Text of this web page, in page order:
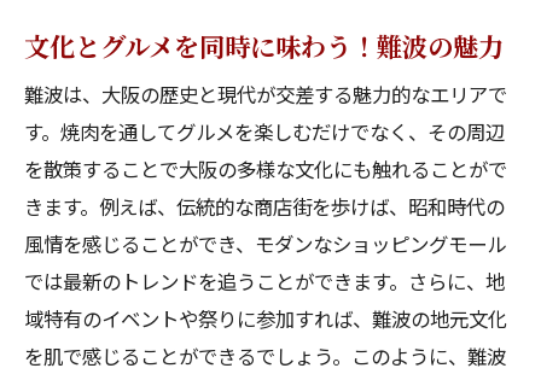
地元民が太鼓判を押す焼肉店の魅力
口コミで高評価の焼肉店
地元の人にも愛される味とサービス
大阪の活気を感じる焼肉店巡りのススメ
活気溢れる店内で味わう焼肉の魅力
大阪独特の雰囲気を楽しむ焼肉店巡り
焼肉と共に味わう大阪の文化
街の活気を感じる焼肉店の選び方
文化とグルメを同時に味わう！難波の魅力
難波は、大阪の歴史と現代が交差する魅力的なエリアで
す。焼肉を通してグルメを楽しむだけでなく、その周辺
を散策することで大阪の多様な文化にも触れることがで
きます。例えば、伝統的な商店街を歩けば、昭和時代の
風情を感じることができ、モダンなショッピングモール
では最新のトレンドを追うことができます。さらに、地
域特有のイベントや祭りに参加すれば、難波の地元文化
を肌で感じることができるでしょう。このように、難波